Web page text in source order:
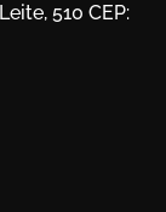
510 CEP: